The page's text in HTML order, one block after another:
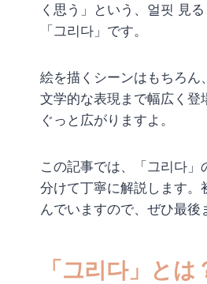
く思う」という、얼핏 見
「그리다」です。
絵を描くシーンはもちろん
文学的な表現まで幅広く
ぐっと広がりますよ。
この記事では、「그리다
分けて丁寧に解説します。
んでいますので、ぜひ最後
「그리다」とは